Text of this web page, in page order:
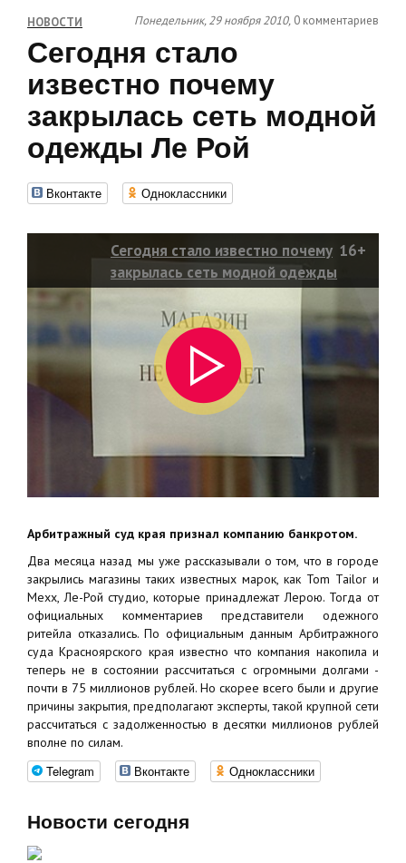
НОВОСТИ Понедельник, 29 ноября 2010, 0 комментариев
Сегодня стало
известно почему
закрылась сеть модной
одежды Ле Рой
Вконтакте Одноклассники
Сегодня стало известно почему
закрылась сеть модной одежды
Ле Рой
16+
Арбитражный суд края признал компанию банкротом.
Два месяца назад мы уже рассказывали о том, что в городе
закрылись магазины таких известных марок, как Tom Tailor и
Mexx, Ле-Рой студио, которые принадлежат Лерою. Тогда от
официальных комментариев представители одежного
ритейла отказались. По официальным данным Арбитражного
суда Красноярского края известно что компания накопила и
теперь не в состоянии рассчитаться с огромными долгами -
почти в 75 миллионов рублей. Но скорее всего были и другие
причины закрытия, предполагают эксперты, такой крупной сети
рассчитаться с задолженностью в десятки миллионов рублей
вполне по силам.
Telegram Вконтакте Одноклассники
Новости сегодня